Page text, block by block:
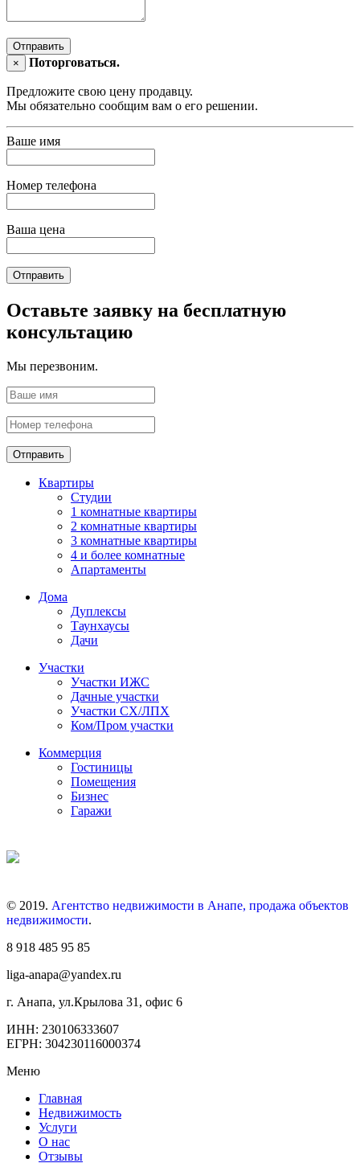
Отправить
×
Поторговаться.
Предложите свою цену продавцу.
Мы обязательно сообщим вам о его решении.
Ваше имя
Номер телефона
Ваша цена
Отправить
Оставьте заявку на бесплатную
консультацию
Мы перезвоним.
Отправить
Квартиры
Студии
1 комнатные квартиры
2 комнатные квартиры
3 комнатные квартиры
4 и более комнатные
Апартаменты
Дома
Дуплексы
Таунхаусы
Дачи
Участки
Участки ИЖС
Дачные участки
Участки СХ/ЛПХ
Ком/Пром участки
Коммерция
Гостиницы
Помещения
Бизнес
Гаражи
© 2019. Агентство недвижимости в Анапе, продажа объектов
недвижимости.
8 918 485 95 85
liga-anapa@yandex.ru
г. Анапа, ул.Крылова 31, офис 6
ИНН: 230106333607
ЕГРН: 304230116000374
Меню
Главная
Недвижимость
Услуги
О нас
Отзывы